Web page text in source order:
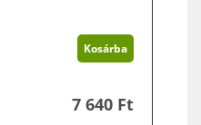
Kosárba
7 640 Ft